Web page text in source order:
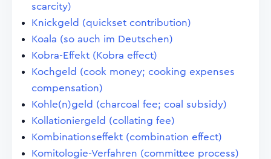
scarcity)
Knickgeld (quickset contribution)
Koala (so auch im Deutschen)
Kobra-Effekt (Kobra effect)
Kochgeld (cook money; cooking expenses
compensation)
Kohle(n)geld (charcoal fee; coal subsidy)
Kollationiergeld (collating fee)
Kombinationseffekt (combination effect)
Komitologie-Verfahren (committee process)